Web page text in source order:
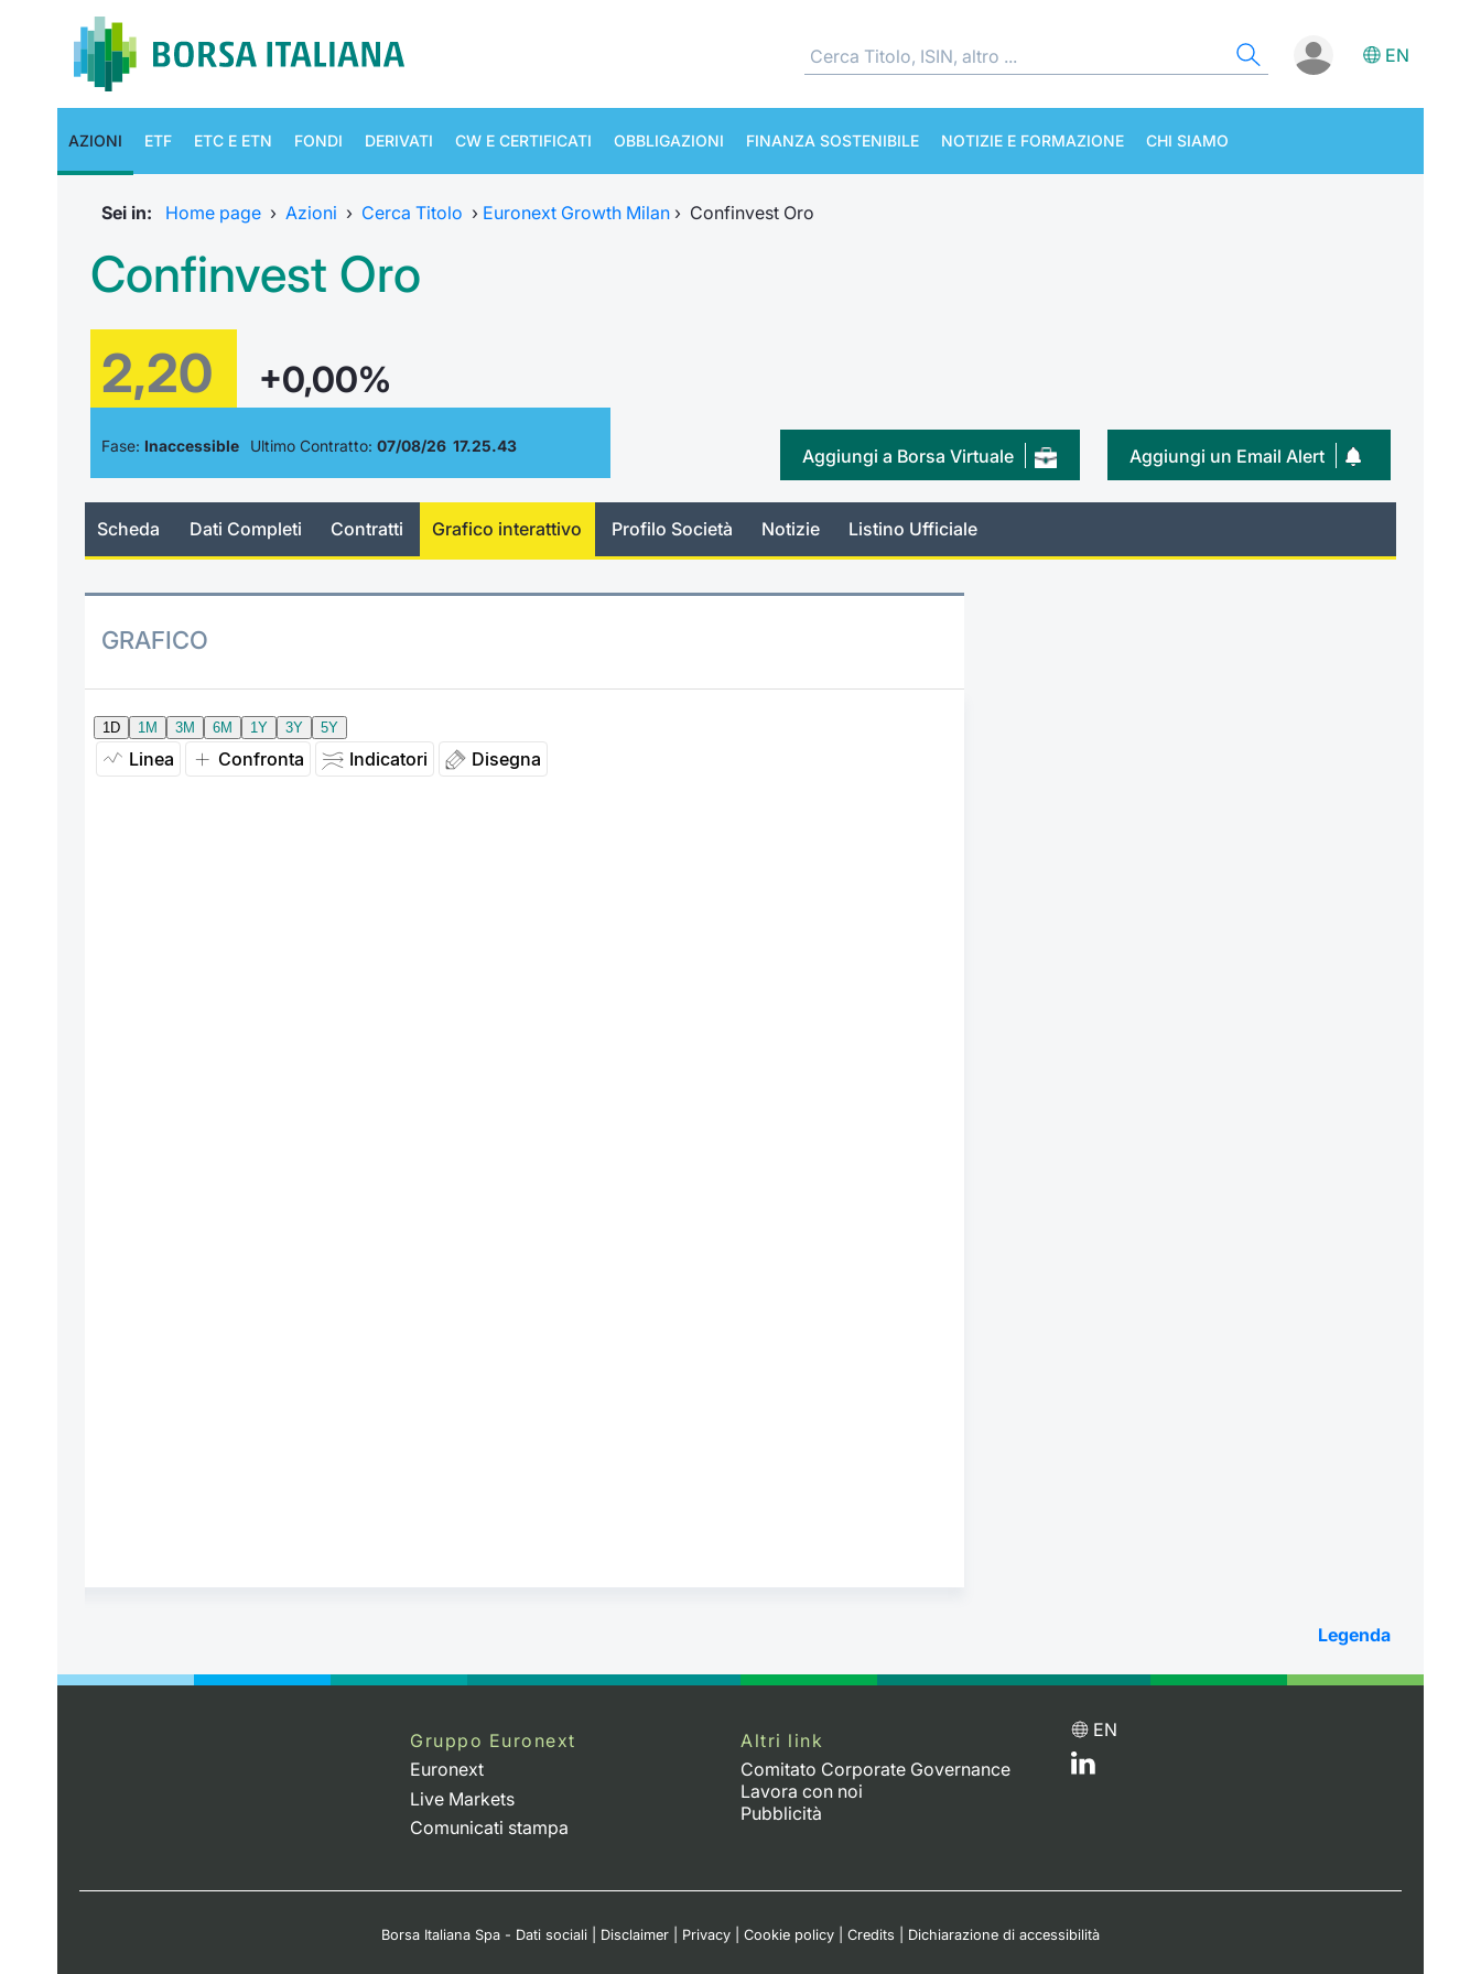
EN
AZIONI ETF ETC E ETN FONDI DERIVATI CW E CERTIFICATI OBBLIGAZIONI FINANZA SOSTENIBILE NOTIZIE E FORMAZIONE CHI SIAMO
Sei in: Home page › Azioni › Cerca Titolo › Euronext Growth Milan › Confinvest Oro
Confinvest Oro
2,20 +0,00%
Fase: Inaccessible Ultimo Contratto: 07/08/26 17.25.43 Aggiungi un Email Alert
Aggiungi a Borsa Virtuale
Scheda Dati Completi Contratti Grafico interattivo Profilo Società Notizie Listino Ufficiale
GRAFICO
Legenda
Gruppo Euronext
Euronext
Live Markets
Comunicati stampa
Altri link
Comitato Corporate Governance
Lavora con noi
Pubblicità
EN
Borsa Italiana Spa - Dati sociali Disclaimer Privacy Cookie policy Credits Dichiarazione di accessibilità